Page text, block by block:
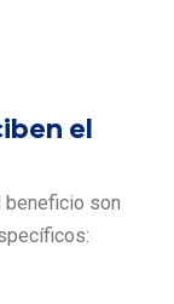
el
beneficio son